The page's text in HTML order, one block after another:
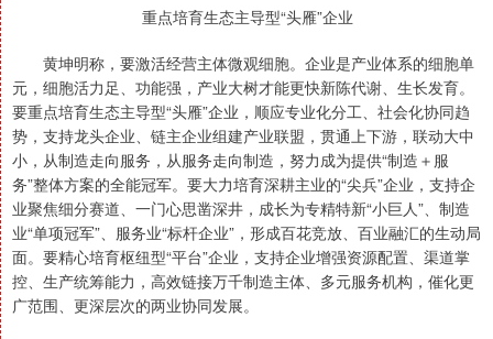
重点培育生态主导型“头雁”企业
黄坤明称，要激活经营主体微观细胞。企业是产业体系的细胞单
元，细胞活力足、功能强，产业大树才能更快新陈代谢、生长发育。
要重点培育生态主导型“头雁”企业，顺应专业化分工、社会化协同趋
势，支持龙头企业、链主企业组建产业联盟，贯通上下游，联动大中
小，从制造走向服务，从服务走向制造，努力成为提供“制造＋服
务”整体方案的全能冠军。要大力培育深耕主业的“尖兵”企业，支持企
业聚焦细分赛道、一门心思凿深井，成长为专精特新“小巨人”、制造
业“单项冠军”、服务业“标杆企业”，形成百花竞放、百业融汇的生动局
面。要精心培育枢纽型“平台”企业，支持企业增强资源配置、渠道掌
控、生产统筹能力，高效链接万千制造主体、多元服务机构，催化更
广范围、更深层次的两业协同发展。